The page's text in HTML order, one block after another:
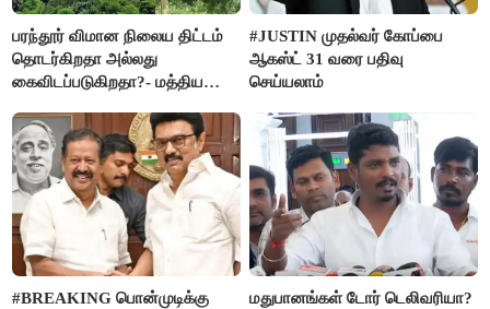
பரந்தூர் விமான நிலைய திட்டம்
தொடர்கிறதா அல்லது
கைவிடப்படுகிறதா?- மத்திய
#JUSTIN முதல்வர் கோப்பை
ஆகஸ்ட் 31 வரை பதிவு
செய்யலாம்
#BREAKING பொன்முடிக்கு
மதுபானங்கள் டோர் டெலிவரியா?